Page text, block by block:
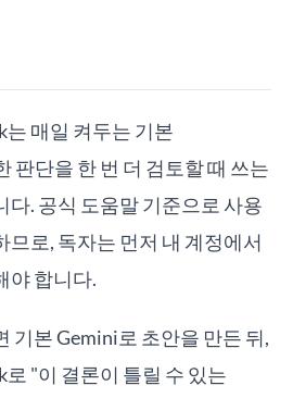
매일 켜두는 기본
판단을 한 번 더 검토할 때 쓰는
다. 공식 도움말 기준으로 사용
므로, 독자는 먼저 내 계정에서
야 합니다.
기본 Gemini로 초안을 만든 뒤,
"이 결론이 틀릴 수 있는